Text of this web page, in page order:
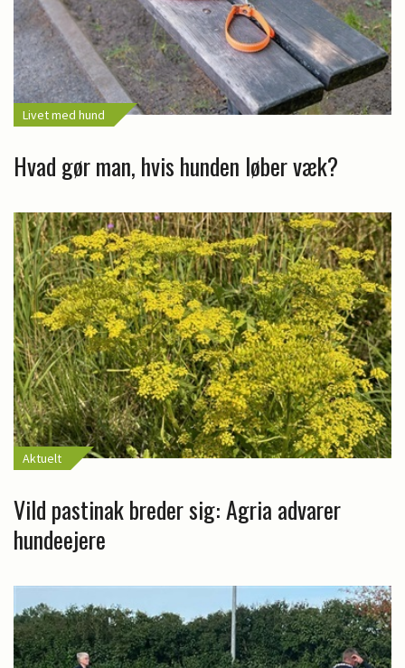
Livet med hund
Hvad gør man, hvis hunden løber væk?
Aktuelt
Vild pastinak breder sig: Agria advarer
hundeejere